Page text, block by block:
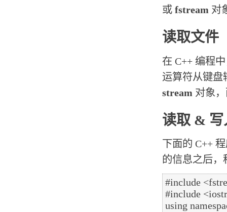
或 fstream 对
读取文件
在 C++ 编程
运算符从键盘
stream 对象
读取 & 写
下面的 C++
的信息之后，
#include
#include
using